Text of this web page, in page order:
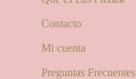
Contacto
Mi cuenta
Preguntas Frecuentes